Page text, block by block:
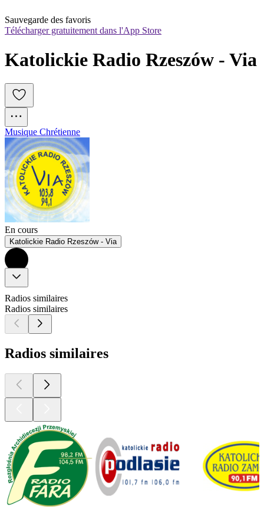
Sauvegarde des favoris
Télécharger gratuitement dans l'App Store
Katolickie Radio Rzeszów - Via
Musique Chrétienne
En cours
Katolickie Radio Rzeszów - Via
Radios similaires
Radios similaires
Radios similaires